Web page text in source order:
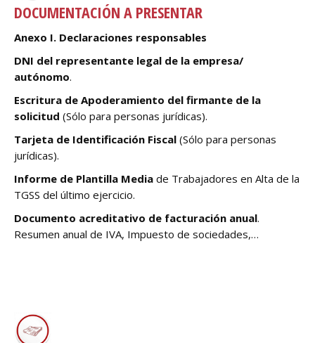
DOCUMENTACIÓN A PRESENTAR
Anexo I. Declaraciones responsables
DNI del representante legal de la empresa/
autónomo.
Escritura de Apoderamiento del firmante de la
solicitud (Sólo para personas jurídicas).
Tarjeta de Identificación Fiscal (Sólo para personas
jurídicas).
Informe de Plantilla Media de Trabajadores en Alta de la
TGSS del último ejercicio.
Documento acreditativo de facturación anual.
Resumen anual de IVA, Impuesto de sociedades,…